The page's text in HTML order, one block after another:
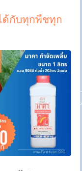
ด้กับทุกพืชทุก